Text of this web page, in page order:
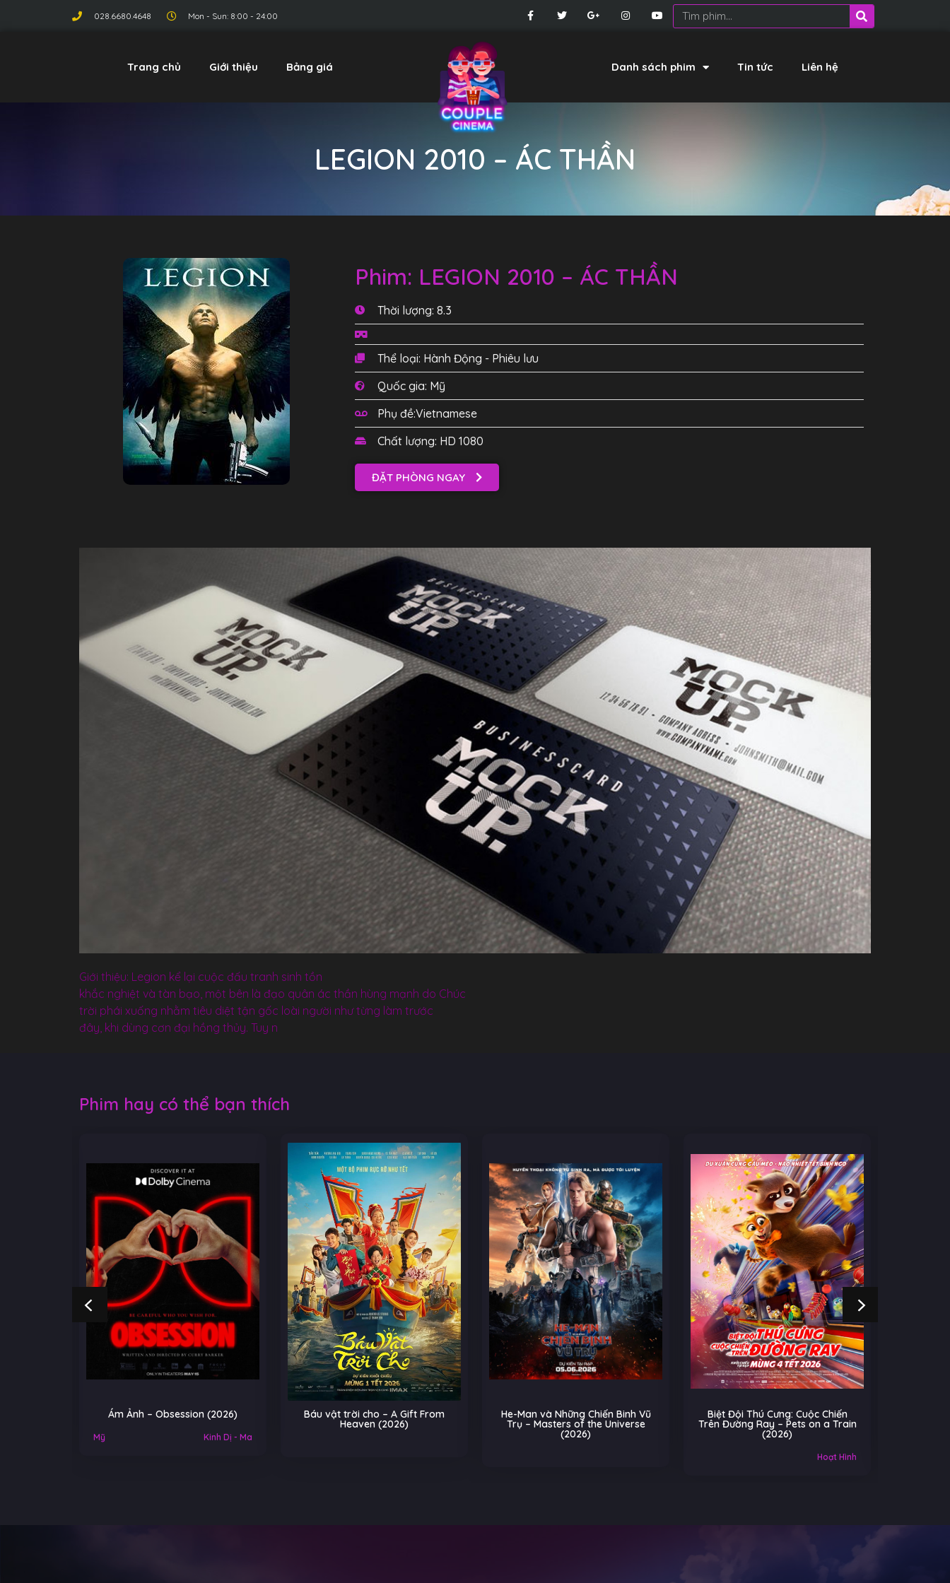
028.6680.4648 Mon - Sun: 8:00 - 24:00
Trang chủ Giới thiệu Bảng giá Danh sách phim Tin tức Liên hệ
LEGION 2010 – ÁC THẦN
Phim: LEGION 2010 – ÁC THẦN
Thời lượng: 8.3
Thể loại: Hành Động - Phiêu lưu
Quốc gia: Mỹ
Phụ đề:Vietnamese
Chất lượng: HD 1080
ĐẶT PHÒNG NGAY
Giới thiệu: Legion kể lại cuộc đấu tranh sinh tồn
khắc nghiệt và tàn bạo, một bên là đạo quân ác thần hùng mạnh do Chúc
trời phái xuống nhằm tiêu diệt tận gốc loài người như từng làm trước
đây, khi dùng cơn đại hồng thủy. Tuy n
Phim hay có thể bạn thích
Ám Ảnh – Obsession (2026)
Mỹ Kinh Dị - Ma
Báu vật trời cho – A Gift From
Heaven (2026)
He-Man và Những Chiến Binh Vũ
Trụ – Masters of the Universe
(2026)
Biệt Đội Thú Cưng: Cuộc Chiến
Trên Đường Ray – Pets on a Train
(2026)
Hoạt Hình